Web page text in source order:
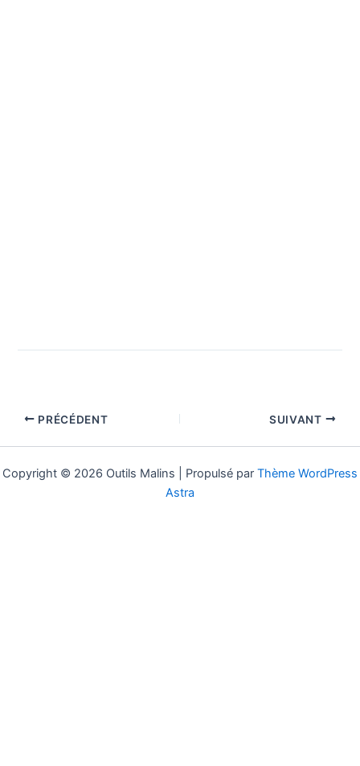
PRÉCÉDENT SUIVANT
Copyright © 2026 Outils Malins | Propulsé par Thème WordPress
Astra